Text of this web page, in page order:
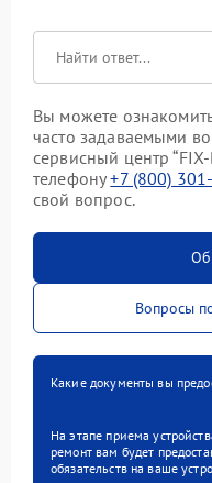
Вы можете
часто задаваемыми
сервисный центр
телефону+7 (800)
свой вопрос.
Вопросы
Какие документы вы
На этапе приема
ремонт вам будет
обязательств на ваше